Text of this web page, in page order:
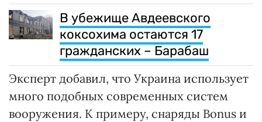
В убежище Авдеевского
коксохима остаются 17
гражданских – Барабаш
Эксперт добавил, что Украина использует
много подобных современных систем
вооружения. К примеру, снаряды Bonus и